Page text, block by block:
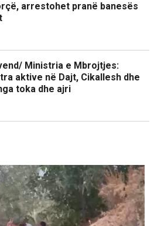
arrestohet pranë banesës
Ministria e Mbrojtjes:
aktive në Dajt, Cikallesh dhe
toka dhe ajri